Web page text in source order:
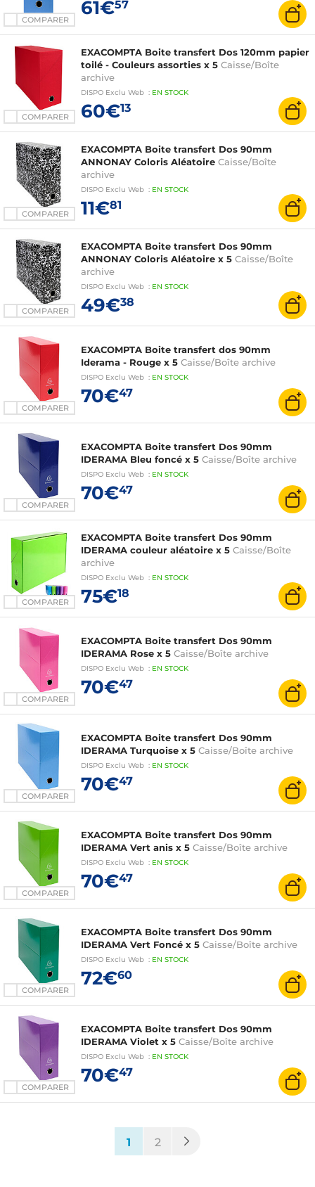
COMPARER
61€57
COMPARER
EXACOMPTA Boite transfert Dos 120mm papier
toilé - Couleurs assorties x 5 Caisse/Boîte
archive
DISPO Exclu Web : EN STOCK
60€13
COMPARER
EXACOMPTA Boite transfert Dos 90mm
ANNONAY Coloris Aléatoire Caisse/Boîte
archive
DISPO Exclu Web : EN STOCK
11€81
COMPARER
EXACOMPTA Boite transfert Dos 90mm
ANNONAY Coloris Aléatoire x 5 Caisse/Boîte
archive
DISPO Exclu Web : EN STOCK
49€38
COMPARER
EXACOMPTA Boite transfert dos 90mm
Iderama - Rouge x 5 Caisse/Boîte archive
DISPO Exclu Web : EN STOCK
70€47
COMPARER
EXACOMPTA Boite transfert Dos 90mm
IDERAMA Bleu foncé x 5 Caisse/Boîte archive
DISPO Exclu Web : EN STOCK
70€47
COMPARER
EXACOMPTA Boite transfert Dos 90mm
IDERAMA couleur aléatoire x 5 Caisse/Boîte
archive
DISPO Exclu Web : EN STOCK
75€18
COMPARER
EXACOMPTA Boite transfert Dos 90mm
IDERAMA Rose x 5 Caisse/Boîte archive
DISPO Exclu Web : EN STOCK
70€47
COMPARER
EXACOMPTA Boite transfert Dos 90mm
IDERAMA Turquoise x 5 Caisse/Boîte archive
DISPO Exclu Web : EN STOCK
70€47
COMPARER
EXACOMPTA Boite transfert Dos 90mm
IDERAMA Vert anis x 5 Caisse/Boîte archive
DISPO Exclu Web : EN STOCK
70€47
COMPARER
EXACOMPTA Boite transfert Dos 90mm
IDERAMA Vert Foncé x 5 Caisse/Boîte archive
DISPO Exclu Web : EN STOCK
72€60
COMPARER
EXACOMPTA Boite transfert Dos 90mm
IDERAMA Violet x 5 Caisse/Boîte archive
DISPO Exclu Web : EN STOCK
70€47
1 (current)
2